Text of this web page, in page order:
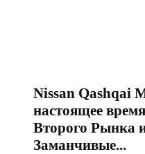
Nissan Qashqai
настоящее
Второго Рынка
Заманчивые...